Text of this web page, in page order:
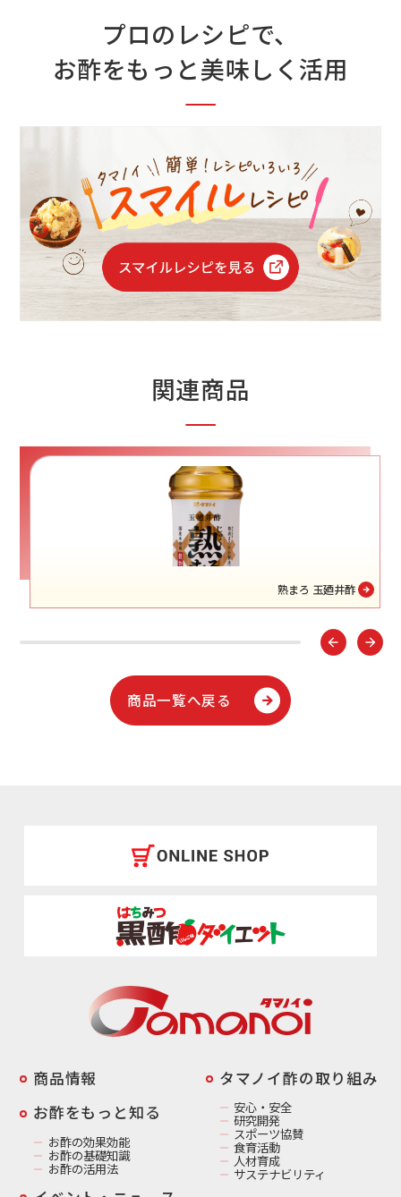
プロのレシピで、
お酢をもっと美味しく活用
関連商品
熟まろ 玉廼井酢
商品一覧へ戻る
商品情報
お酢をもっと知る
お酢の効果効能
お酢の基礎知識
お酢の活用法
️タマノイ酢の取り組み
安心・安全
研究開発
スポーツ協賛
食育活動
人材育成
サステナビリティ